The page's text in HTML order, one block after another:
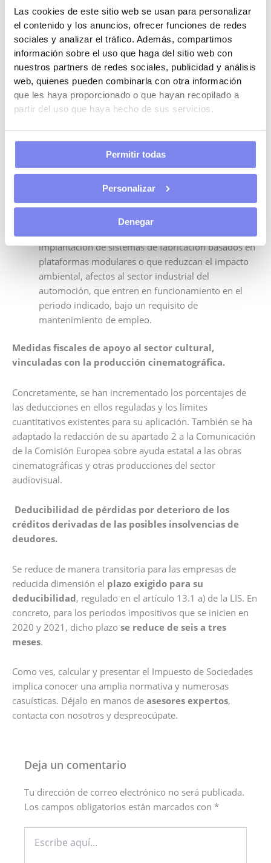
Las cookies de este sitio web se usan para personalizar
el contenido y los anuncios, ofrecer funciones de redes
sociales y analizar el tráfico. Además, compartimos
información sobre el uso que haga del sitio web con
nuestros partners de redes sociales, publicidad y análisis
web, quienes pueden combinarla con otra información
que les haya proporcionado o que hayan recopilado a
partir del uso que haya hecho de sus servicios.
Permitir todas
Personalizar
Denegar
En esta línea nos encontramos los siguientes puntos:
Se incrementa la deducción poractividades de
innovación tecnológica de procesos de
producciónen la cadena de valor de la industria de
la automoción para los periodos impositivos que se
inicien dentro de los años 2020 y 2021, a través de
una regulación que difiere según afecte a pequeñas
y medianas empresas o a empresas que no tengan
tal consideración.
libertad de amortización
periodos impositivos que concluyan entre el 2 de
abril de 2020 y el 30 de junio de 2021, de las
inversiones en elementos nuevos del inmovilizado
material que impliquen la sensorización y
implantación de sistemas de fabricación basados en
plataformas modulares o que reduzcan el impacto
ambiental, afectos al sector industrial del
automoción, que entren en funcionamiento en el
periodo indicado, bajo un requisito de
mantenimiento de empleo.
Medidas fiscales de apoyo al sector cultural,
vinculadas con la producción cinematográfica.
Concretamente, se han incrementado los porcentajes de
las deducciones en ellos reguladas y los límites
cuantitativos existentes para su aplicación. También se ha
adaptado la redacción de su apartado 2 a la Comunicación
de la Comisión Europea sobre ayuda estatal a las obras
cinematográficas y otras producciones del sector
audiovisual.
Deducibilidad de pérdidas por deterioro de los
créditos derivadas de las posibles insolvencias de
deudores.
Se reduce de manera transitoria para las empresas de
reducida dimensión el plazo exigido para su
deducibilidad, regulado en el artículo 13.1 a) de la LIS. En
concreto, para los periodos impositivos que se inicien en
2020 y 2021, dicho plazo se reduce de seis a tres
meses.
Como ves, calcular y presentar el Impuesto de Sociedades
implica conocer una amplia normativa y numerosas
casuísticas. Déjalo en manos de asesores expertos,
contacta con nosotros y despreocúpate.
Deja un comentario
Tu dirección de correo electrónico no será publicada.
Los campos obligatorios están marcados con *
aquí...